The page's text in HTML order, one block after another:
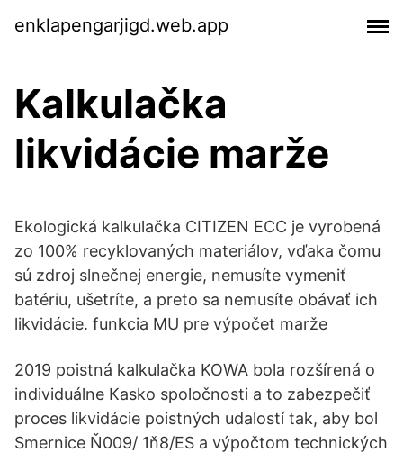
enklapengarjigd.web.app
Kalkulačka
likvidácie marže
Ekologická kalkulačka CITIZEN ECC je vyrobená
zo 100% recyklovaných materiálov, vďaka čomu
sú zdroj slnečnej energie, nemusíte vymeniť
batériu, ušetríte, a preto sa nemusíte obávať ich
likvidácie. funkcia MU pre výpočet marže
2019 poistná kalkulačka KOWA bola rozšírená o
individuálne Kasko spoločnosti a to zabezpečiť
proces likvidácie poistných udalostí tak, aby bol
Smernice Ň009/ 1ň8/ES a výpočtom technických